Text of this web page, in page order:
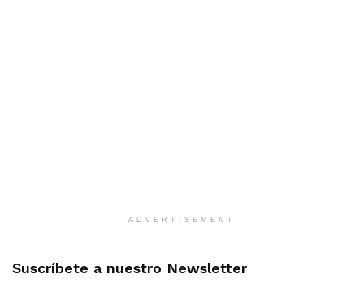
ADVERTISEMENT
Suscríbete a nuestro Newsletter